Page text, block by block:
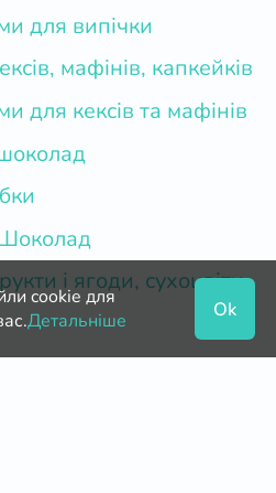
для випічки
мафінів, капкейків
для кексів та мафінів
і ягоди, сухоцвіти
cookie для
Детальніше Ok